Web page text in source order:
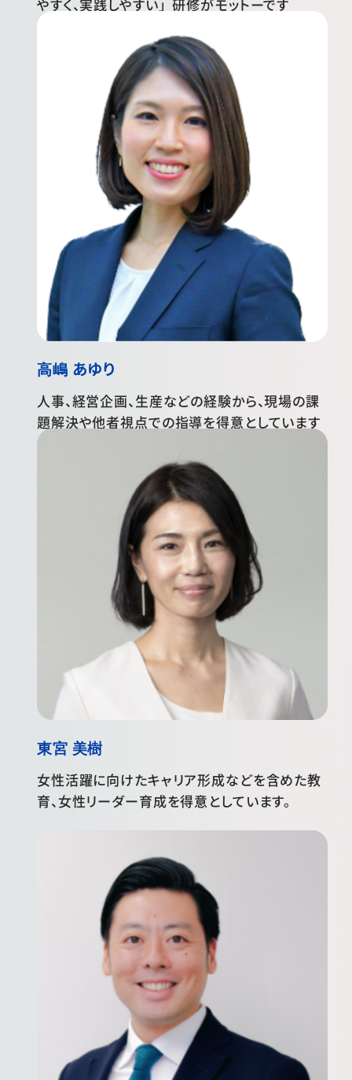
やすく、実践しやすい」研修がモットーです
高嶋 あゆり
人事、経営企画、生産などの経験から、現場の課
題解決や他者視点での指導を得意としています
東宮 美樹
女性活躍に向けたキャリア形成などを含めた教
育、女性リーダー育成を得意としています。